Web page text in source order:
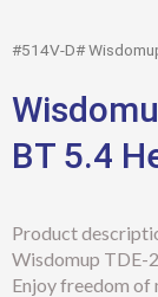
#514V-D#
BT 5.4
Product
Wisdomup TDE-
Enjoy freedom of